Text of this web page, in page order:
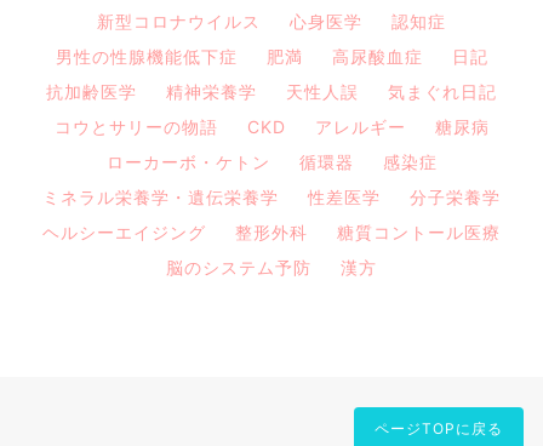
新型コロナウイルス 心身医学
認知症
男性の性腺機能低下症
肥満 高尿酸血症
日記
抗加齢医学
精神栄養学 天性人誤
気まぐれ日記
コウとサリーの物語
CKD アレルギー
糖尿病
ローカーボ・ケトン
循環器
感染症
ミネラル栄養学・遺伝栄養学
性差医学
分子栄養学
ヘルシーエイジング
整形外科
糖質コントール医療
脳のシステム予防
漢方
ページTOPに戻る